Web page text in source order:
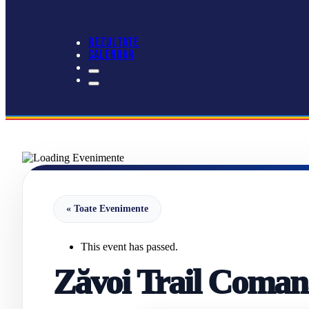
REZULTATE
CALENDAR
« Toate Evenimente
This event has passed.
Zăvoi Trail